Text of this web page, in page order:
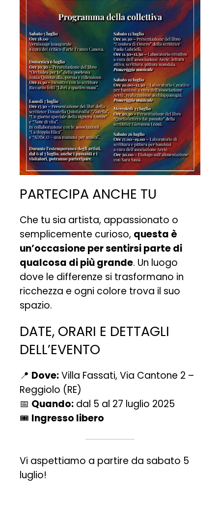
PARTECIPA ANCHE TU
Che tu sia artista, appassionato o
semplicemente curioso, questa è
un’occasione per sentirsi parte di
qualcosa di più grande. Un luogo
dove le differenze si trasformano in
ricchezza e ogni colore trova il suo
spazio.
DATE, ORARI E DETTAGLI
DELL’EVENTO
📍 Dove:Villa Fassati, Via Cantone 2 –
Reggiolo (RE)
📅 Quando: dal 5 al 27 luglio 2025
🎟️ Ingresso libero
Vi aspettiamo a partire da sabato 5
luglio!